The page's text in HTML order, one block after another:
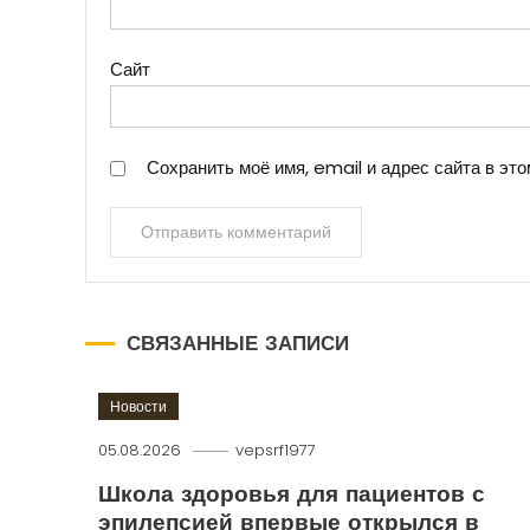
Сайт
Сохранить моё имя, email и адрес сайта в
СВЯЗАННЫЕ ЗАПИСИ
Новости
05.08.2026 vepsrf1977
Школа здоровья для пациентов с
эпилепсией впервые открылся в